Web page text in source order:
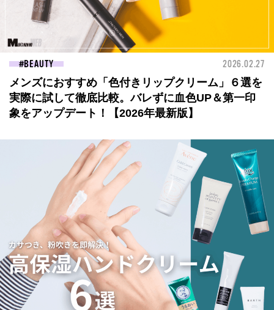
BEAUTY 2026.02.27
メンズにおすすめ「色付きリップクリーム」６選を
実際に試して徹底比較。バレずに血色UP＆第一印
象をアップデート！【2026年最新版】